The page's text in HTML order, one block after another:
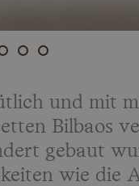
und mit
Bilbaos
gebaut
wie die